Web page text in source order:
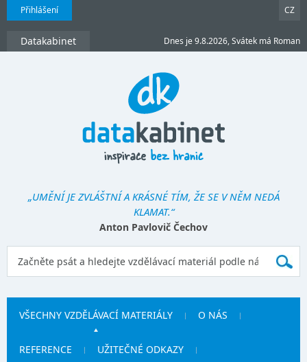
Přihlášení CZ
Datakabinet Dnes je 9.8.2026, Svátek má Roman
„UMĚNÍ JE ZVLÁŠTNÍ A KRÁSNÉ TÍM, ŽE SE V NĚM NEDÁ
KLAMAT.“
Anton Pavlovič Čechov
VŠECHNY VZDĚLÁVACÍ MATERIÁLY O NÁS
REFERENCE UŽITEČNÉ ODKAZY